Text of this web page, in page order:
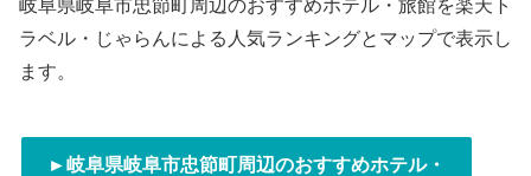
岐阜県岐阜市忠節町周辺のおすすめホテル・旅館を楽天ト
ラベル・じゃらんによる人気ランキングとマップで表示し
ます。
►岐阜県岐阜市忠節町周辺のおすすめホテル・